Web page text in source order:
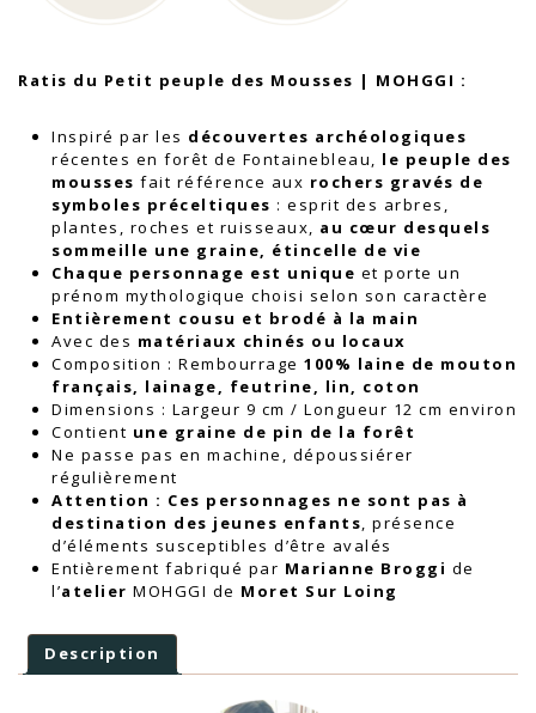
Ratis du Petit peuple des Mousses | MOHGGI :
Inspiré par les découvertes archéologiques
récentes en forêt de Fontainebleau, le peuple des
mousses fait référence aux rochers gravés de
symboles préceltiques : esprit des arbres,
plantes, roches et ruisseaux, au cœur desquels
sommeille une graine, étincelle de vie
Chaque personnage est unique et porte un
prénom mythologique choisi selon son caractère
Entièrement cousu et brodé à la main
Avec des matériaux chinés ou locaux
Composition : Rembourrage 100% laine de mouton
français , lainage, feutrine, lin, coton
Dimensions : Largeur 9 cm / Longueur 12 cm environ
Contient une graine de pin de la forêt
Ne passe pas en machine, dépoussiérer
régulièrement
Attention : Ces personnages ne sont pas à
destination des jeunes enfants , présence
d’éléments susceptibles d’être avalés
Entièrement fabriqué par Marianne Broggi de
l’atelier MOHGGI de Moret Sur Loing
Description